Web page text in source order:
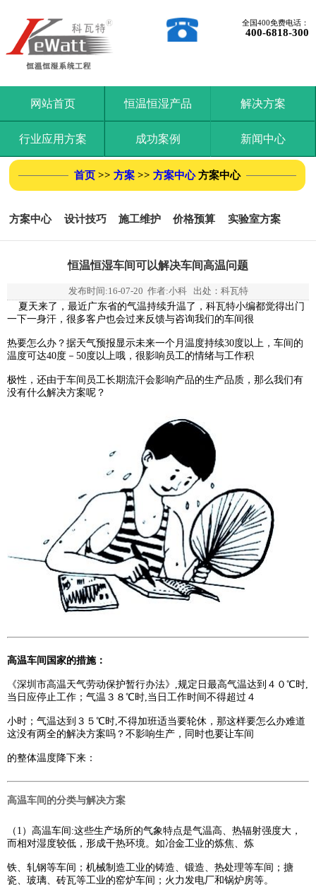
全国400免费电话：
400-6818-300
网站首页 恒温恒湿产品 解决方案
行业应用方案 成功案例 新闻中心
首页>> 方案>> 方案中心 方案中心
方案中心 设计技巧 施工维护 价格预算 实验室方案
恒温恒湿车间可以解决车间高温问题
发布时间:16-07-20 作者:小科 出处：科瓦特
夏天来了，最近广东省的气温持续升温了，科瓦特小编都觉得出门
一下一身汗，很多客户也会过来反馈与咨询我们的车间很
热要怎么办？据天气预报显示未来一个月温度持续30度以上，车间的
温度可达40度－50度以上哦，很影响员工的情绪与工作积
极性，还由于车间员工长期流汗会影响产品的生产品质，那么我们有
没有什么解决方案呢？
高温车间国家的措施：
《深圳市高温天气劳动保护暂行办法》,规定日最高气温达到４０℃时,
当日应停止工作；气温３８℃时,当日工作时间不得超过４
小时；气温达到３５℃时,不得加班适当要轮休，那这样要怎么办难道
这没有两全的解决方案吗？不影响生产，同时也要让车间
的整体温度降下来：
高温车间的分类与解决方案
（1）高温车间:这些生产场所的气象特点是气温高、热辐射强度大，
而相对湿度较低，形成干热环境。如冶金工业的炼焦、炼
铁、轧钢等车间；机械制造工业的铸造、锻造、热处理等车间；搪
瓷、玻璃、砖瓦等工业的窑炉车间；火力发电厂和锅炉房等。